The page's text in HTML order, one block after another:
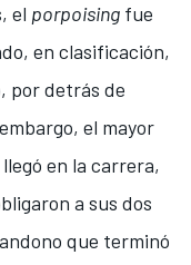
el porpoising fue
en clasificación,
, por detrás de
el mayor
en la carrera,
a sus dos
que terminó